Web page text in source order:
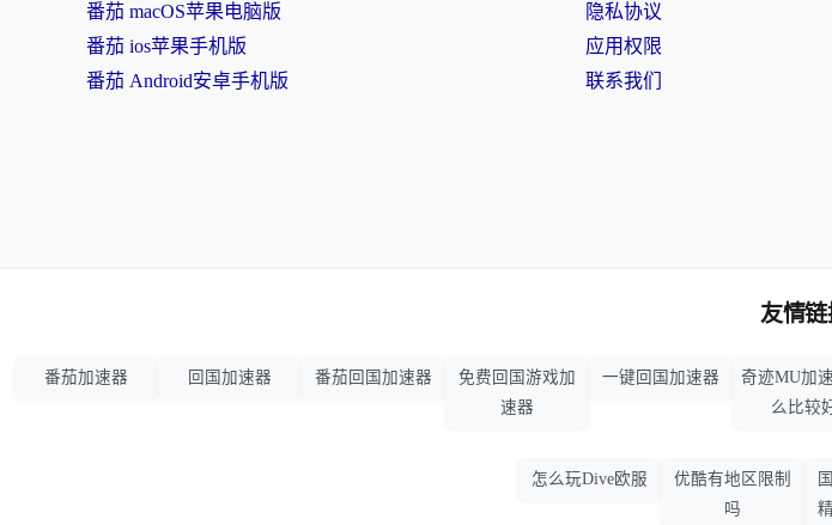
番茄 macOS苹果电脑版
番茄 ios苹果手机版
番茄 Android安卓手机版
隐私协议
应用权限
联系我们
友情链
番茄加速器 回国加速器 番茄回国加速器
免费回国游戏加
速器
一键回国加速器
奇迹MU加
么比较
怎么玩Dive欧服
优酷有地区限制
吗